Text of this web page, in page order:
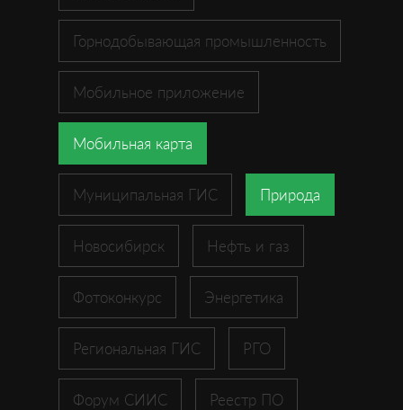
Горнодобывающая промышленность
Мобильное приложение
Мобильная карта
Муниципальная ГИС Природа
Новосибирск Нефть и газ
Фотоконкурс Энергетика
Региональная ГИС РГО
Форум СИИС Реестр ПО